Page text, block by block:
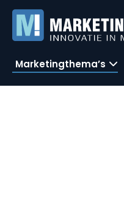
Marketingthema’s